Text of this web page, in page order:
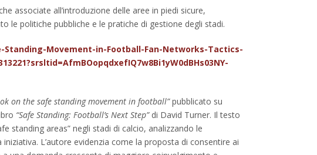
associate all’introduzione delle aree in piedi sicure,
le politiche pubbliche e le pratiche di gestione degli stadi.
Movement-in-Football-Fan-Networks-Tactics-
on the safe standing movement in football”pubblicato su
“Safe Standing: Football’s Next Step”di David Turner. Il testo
standing areas” negli stadi di calcio, analizzando le
L’autore evidenzia come la proposta di consentire ai